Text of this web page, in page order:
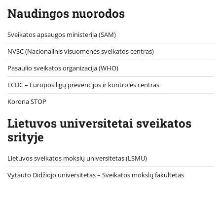
Naudingos nuorodos
Sveikatos apsaugos ministerija (SAM)
NVSC (Nacionalinis visuomenės sveikatos centras)
Pasaulio sveikatos organizacija (WHO)
ECDC – Europos ligų prevencijos ir kontrolės centras
Korona STOP
Lietuvos universitetai sveikatos
srityje
Lietuvos sveikatos mokslų universitetas (LSMU)
Vytauto Didžiojo universitetas– Sveikatos mokslų fakultetas